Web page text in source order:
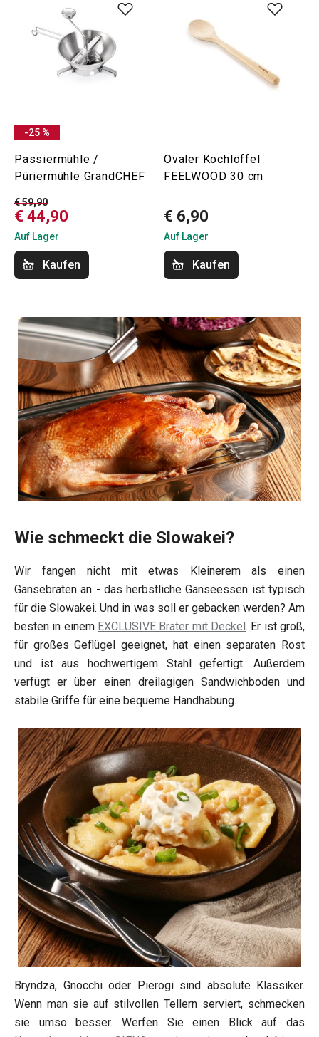
-25 %
Passiermühle /
Püriermühle GrandCHEF
€ 59,90
€ 44,90
Auf Lager
Kaufen
Ovaler Kochlöffel
FEELWOOD 30 cm
€ 6,90
Auf Lager
Kaufen
Wie schmeckt die Slowakei?
Wir fangen nicht mit etwas Kleinerem als einen
Gänsebraten an - das herbstliche Gänseessen ist typisch
für die Slowakei. Und in was soll er gebacken werden? Am
besten in einem EXCLUSIVE Bräter mit Deckel. Er ist groß,
für großes Geflügel geeignet, hat einen separaten Rost
und ist aus hochwertigem Stahl gefertigt. Außerdem
verfügt er über einen dreilagigen Sandwichboden und
stabile Griffe für eine bequeme Handhabung.
Bryndza, Gnocchi oder Pierogi sind absolute Klassiker.
Wenn man sie auf stilvollen Tellern serviert, schmecken
sie umso besser. Werfen Sie einen Blick auf das